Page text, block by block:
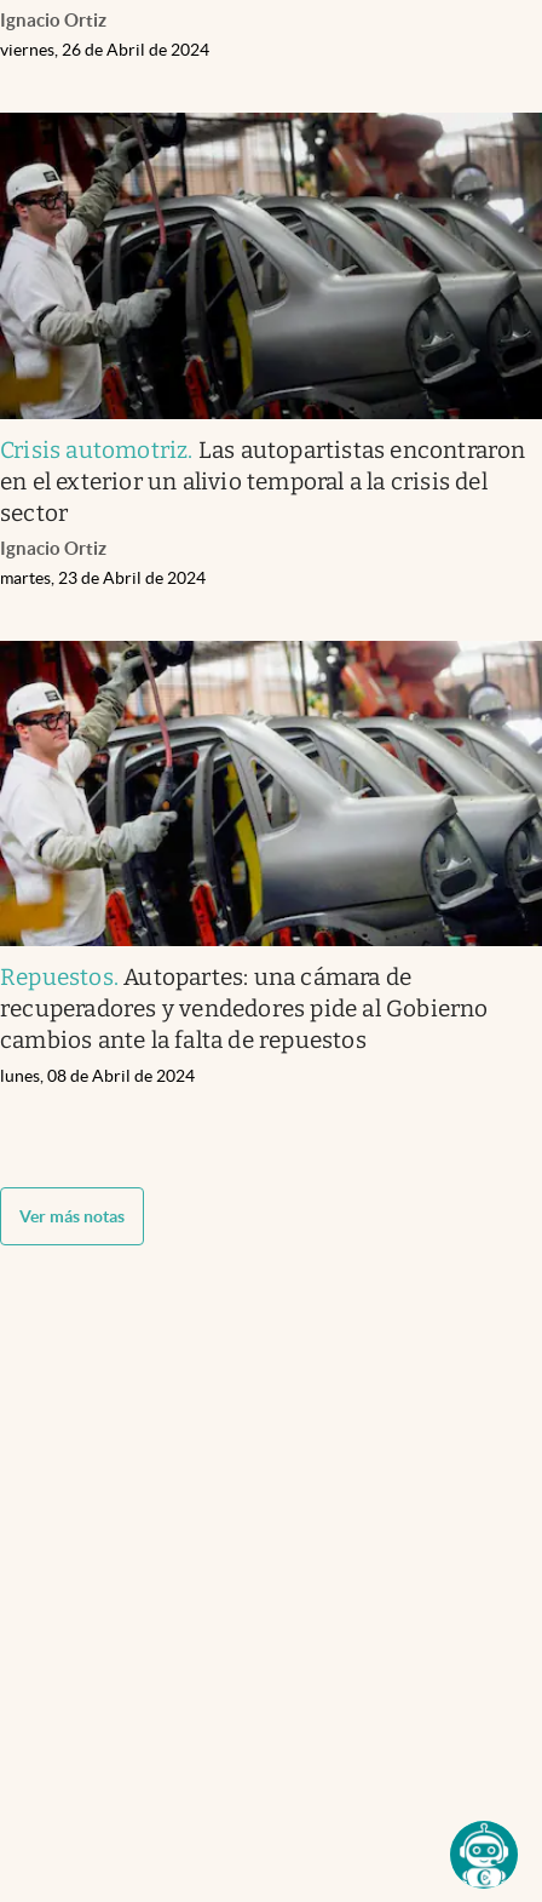
Ignacio Ortiz
viernes, 26 de Abril de 2024
Crisis automotriz. Las autopartistas encontraron
en el exterior un alivio temporal a la crisis del
sector
Ignacio Ortiz
martes, 23 de Abril de 2024
Repuestos.Autopartes: una cámara de
recuperadores y vendedores pide al Gobierno
cambios ante la falta de repuestos
lunes, 08 de Abril de 2024
Ver más notas